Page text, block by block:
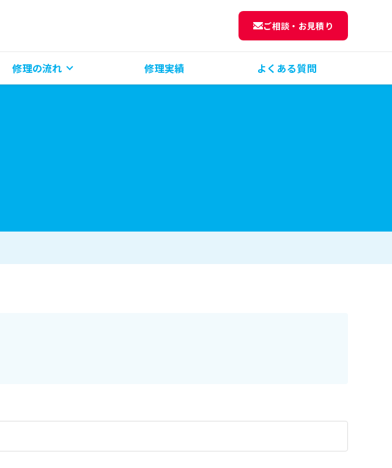
ご相談・お見積り
修理の流れ 修理実績 よくある質問